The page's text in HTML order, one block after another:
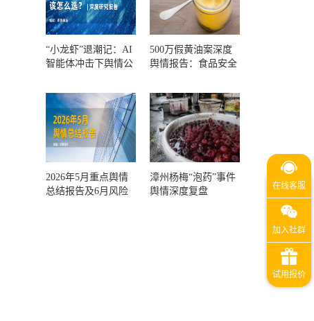
“小龙虾”退潮记：AI
智能体冲击下舆情公
500万假黄油案深度
舆情报告：食品安全
一环？
2026年5月重点舆情
总结报告及6月风险
漳州杨梅“泡药”事件
舆情深度复盘